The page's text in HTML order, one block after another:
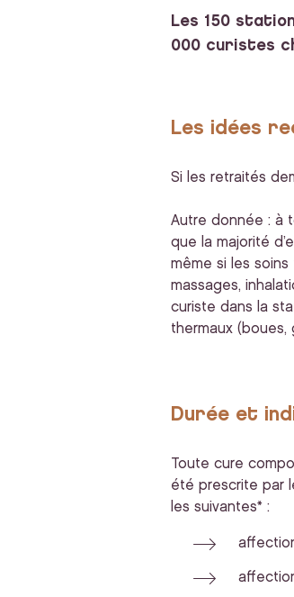
Les 150
000 curistes
Les idées
Si les retraités
Autre donnée : à
que la majorité
même si les
massages,
curiste dans la
thermaux (boues,
Durée et
Toute cure
été prescrite par
les suivantes* :